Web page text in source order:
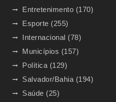
Entretenimento (170)
Esporte (255)
Internacional (78)
Municípios (157)
Política (129)
Salvador/Bahia (194)
Saúde (25)